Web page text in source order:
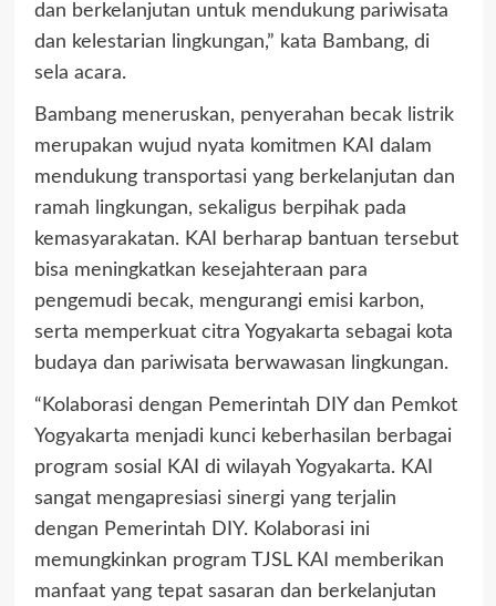
dan berkelanjutan untuk mendukung pariwisata
dan kelestarian lingkungan,” kata Bambang, di
sela acara.
Bambang meneruskan, penyerahan becak listrik
merupakan wujud nyata komitmen KAI dalam
mendukung transportasi yang berkelanjutan dan
ramah lingkungan, sekaligus berpihak pada
kemasyarakatan. KAI berharap bantuan tersebut
bisa meningkatkan kesejahteraan para
pengemudi becak, mengurangi emisi karbon,
serta memperkuat citra Yogyakarta sebagai kota
budaya dan pariwisata berwawasan lingkungan.
“Kolaborasi dengan Pemerintah DIY dan Pemkot
Yogyakarta menjadi kunci keberhasilan berbagai
program sosial KAI di wilayah Yogyakarta. KAI
sangat mengapresiasi sinergi yang terjalin
dengan Pemerintah DIY. Kolaborasi ini
memungkinkan program TJSL KAI memberikan
manfaat yang tepat sasaran dan berkelanjutan